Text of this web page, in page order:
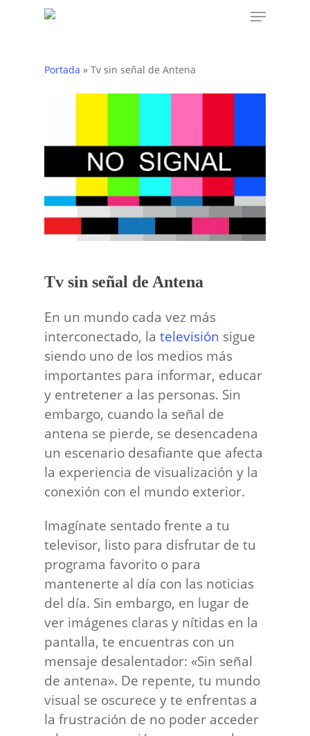
Menu
Portada » Tv sin señal de Antena
Tv sin señal de Antena
En un mundo cada vez más
interconectado, latelevisión sigue
siendo uno de los medios más
importantes para informar, educar
y entretener a las personas. Sin
embargo, cuando la señal de
antena se pierde, se desencadena
un escenario desafiante que afecta
la experiencia de visualización y la
conexión con el mundo exterior.
Imagínate sentado frente a tu
televisor, listo para disfrutar de tu
programa favorito o para
mantenerte al día con las noticias
del día. Sin embargo, en lugar de
ver imágenes claras y nítidas en la
pantalla, te encuentras con un
mensaje desalentador: «Sin señal
de antena». De repente, tu mundo
visual se oscurece y te enfrentas a
la frustración de no poder acceder